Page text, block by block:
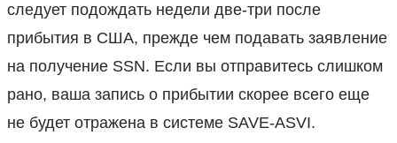
следует подождать недели две-три после
прибытия в США, прежде чем подавать заявление
на получение SSN. Если вы отправитесь слишком
рано, ваша запись о прибытии скорее всего еще
не будет отражена в системе SAVE-ASVI.